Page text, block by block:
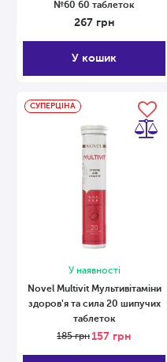
№60 60 таблеток
267 грн
У кошик
СУПЕРЦІНА
У наявності
Novel Multivit Мультивітаміни
здоров'я та сила 20 шипучих
таблеток
185грн157 грн